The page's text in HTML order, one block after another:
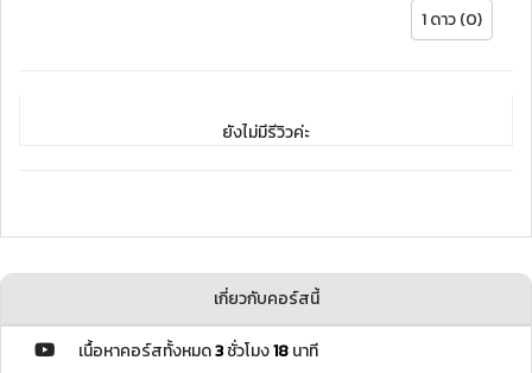
1 ดาว (0)
ยังไม่มีรีวิวค่ะ
เกี่ยวกับคอร์สนี้
เนื้อหาคอร์สทั้งหมด3ชั่วโมง18นาที